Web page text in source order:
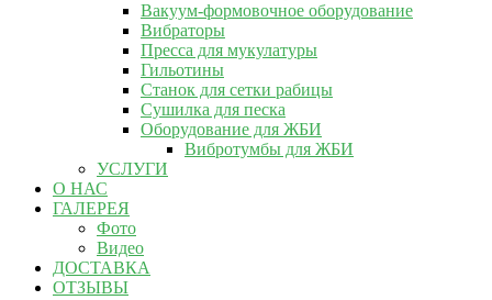
Вакуум-формовочное оборудование
Вибраторы
Пресса для мукулатуры
Гильотины
Станок для сетки рабицы
Сушилка для песка
Оборудование для ЖБИ
Вибротумбы для ЖБИ
УСЛУГИ
О НАС
ГАЛЕРЕЯ
Фото
Видео
ДОСТАВКА
ОТЗЫВЫ